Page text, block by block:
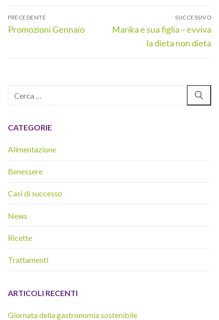
Navigazione
articoli
PRECEDENTE
Articolo
Promozioni Gennaio
SUCCESSIVO
Articolo
successivo:
Marika e sua figlia – evviva
la dieta non dieta
CATEGORIE
Alimentazione
Benessere
Casi di successo
News
Ricette
Trattamenti
ARTICOLI RECENTI
Giornata della gastronomia sostenibile